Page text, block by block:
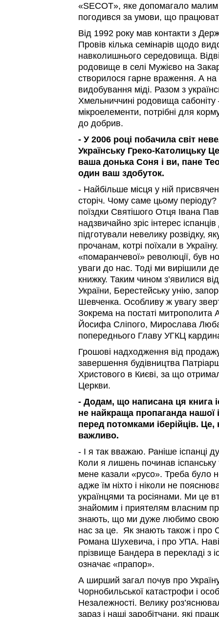
«SECOT», яке допомагало малим
погодився за умови, що
Від 1992 року мав контакти з
Провів кілька семінарів щодо
навколишнього середовища.
родовище в селі Мужієво на
створилося гарне враження. А на
видобування міді. Разом з
Хмельниччині родовища сабоніту
мікроелементи, потрібні для
до добрив.
- У 2006 році побачила світ
Українську Греко-Католицьку
ваша донька Соня і ви, пане
один ваш здобуток.
- Найбільше місця у ній
сторіч. Чому саме цьому
поїздки Святішого Отця Івана
надзвичайно зріс інтерес
підготували невелику розвідку,
прочанам, котрі поїхали в
«помаранчевої» революції, був
уваги до нас. Тоді ми вирішили
книжку. Таким чином з’явилися
України, Берестейську унію,
Шевченка. Особливу ж увагу
Зокрема на постаті митрополита
Йосифа Сліпого, Мирослава
попереднього Главу УГКЦ
Грошові надходження від
завершення будівництва
Христового в Києві, за що
Церкви.
- Додам, що написана ця книга
не найкраща пропаганда нашої
перед потомками іберійців.
важливо.
- І я так вважаю. Раніше іспанці
Коли я лишень починав іспанську
мене казали «русо». Треба було
адже їм ніхто і ніколи не
українцями та росіянами. Ми це
знайомим і приятелям власним
знають, що ми дуже любимо свою
нас за це. Як знають також і про
Романа Шухевича, і про УПА.
прізвище Бандера в перекладі з
означає «прапор».
А ширший загал почув про
Чорнобильської катастрофи і
Незалежності. Велику
зараз і наші заробітчани, які